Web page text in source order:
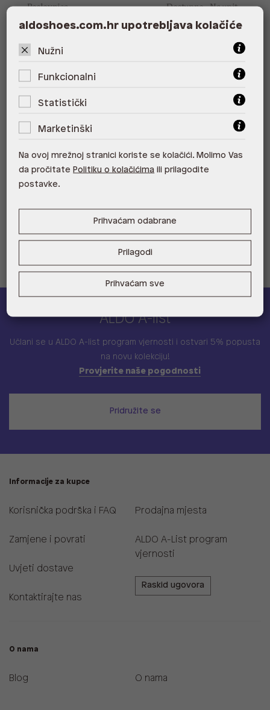
Poslovnica Dostupno Na upit
ALDO, City Center One East 10000
Zagreb
10000 Zagreb
ALDO, Arena Centar 10020 Zagreb
ALDO, Mall of Split Split
ALDO, City Center One Split 21000
ALDO, Tower Centar 51000 Rijeka
ALDO A-list
Učlani se u ALDO A-list program vjernosti i ostvari 5% popusta
na novu kolekciju!
Provjerite naše pogodnosti
Pridružite se
Informacije za kupce
Korisnička podrška i FAQ
Zamjene i povrati
Uvjeti dostave
Kontaktirajte nas
Prodajna mjesta
ALDO A-List program
vjernosti
Raskid ugovora
O nama
Blog O nama
aldoshoes.com.hr upotrebljava kolačiće
Nužni
Funkcionalni
Statistički
Marketinški
Na ovoj mrežnoj stranici koriste se kolačići. Molimo Vas
da pročitate Politiku o kolačićima ili prilagodite
postavke.
Prihvaćam odabrane
Prilagodi
Prihvaćam sve